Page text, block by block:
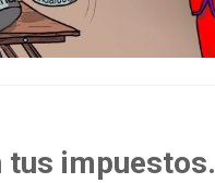
tus impuestos.